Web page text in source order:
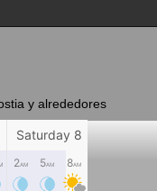
y alrededores